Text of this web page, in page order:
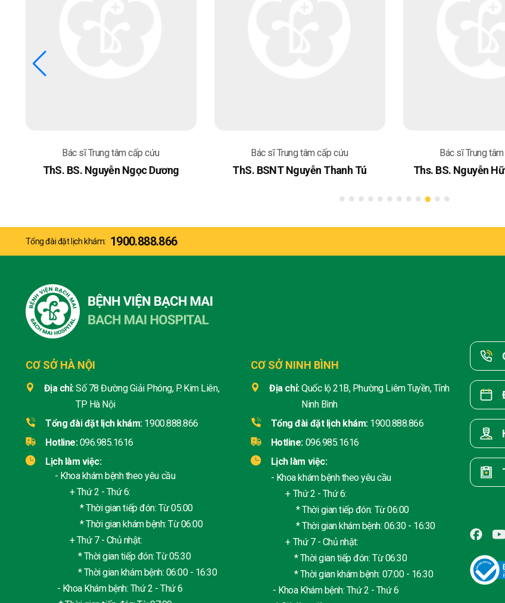
Bác sĩ Trung tâm cấp cứu
ThS. BS. Nguyễn Ngọc Dương
Bác sĩ Trung tâm cấp cứu
ThS. BSNT Nguyễn Thanh Tú
Bác sĩ Trung
Ths. BS. Nguyễn
Tổng đài đặt lịch khám: 1900.888.866
CƠ SỞ HÀ NỘI
Địa chỉ:Số 78 Đường Giải Phóng, P. Kim Liên,
TP Hà Nội
Tổng đài đặt lịch khám: 1900.888.866
Hotline: 096.985.1616
Lịch làm việc:
- Khoa khám bệnh theo yêu cầu
+ Thứ 2 - Thứ 6:
* Thời gian tiếp đón: Từ 05:00
* Thời gian khám bệnh: Từ 06:00
+ Thứ 7 - Chủ nhật:
* Thời gian tiếp đón: Từ 05:30
* Thời gian khám bệnh: 06:00 - 16:30
- Khoa Khám bệnh: Thứ 2 - Thứ 6
CƠ SỞ NINH BÌNH
Địa chỉ:Quốc lộ 21B, Phường Liêm Tuyền, Tỉnh
Ninh Bình
Tổng đài đặt lịch khám: 1900.888.866
Hotline: 096.985.1616
Lịch làm việc:
- Khoa khám bệnh theo yêu cầu
+ Thứ 2 - Thứ 6:
* Thời gian tiếp đón: Từ 06:00
* Thời gian khám bệnh: 06:30 - 16:30
+ Thứ 7 - Chủ nhật:
* Thời gian tiếp đón: Từ 06:30
* Thời gian khám bệnh: 07:00 - 16:30
- Khoa Khám bệnh: Thứ 2 - Thứ 6